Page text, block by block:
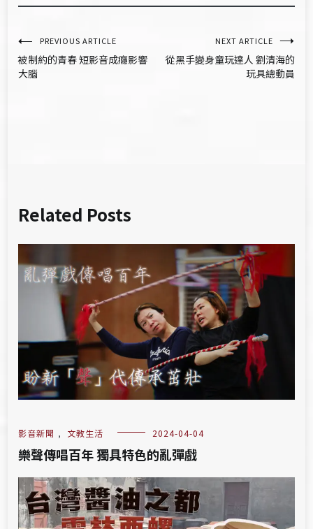
文
章
PREVIOUS ARTICLE
被制約的青春 短影音成癮影響
大腦
NEXT ARTICLE
從黑手變身童玩達人 劉清海的
玩具總動員
Related Posts
影音新聞 , 文教生活 2024-04-04
樂聲傳唱百年 獨具特色的亂彈戲